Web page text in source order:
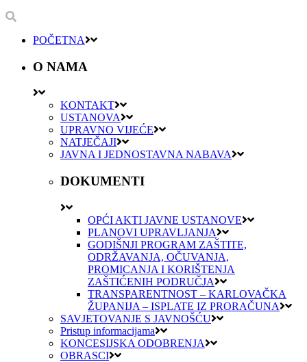
POČETNA
O NAMA
KONTAKT
USTANOVA
UPRAVNO VIJEĆE
NATJEČAJI
JAVNA I JEDNOSTAVNA NABAVA
DOKUMENTI
OPĆI AKTI JAVNE USTANOVE
PLANOVI UPRAVLJANJA
GODIŠNJI PROGRAM ZAŠTITE,
ODRŽAVANJA, OČUVANJA,
PROMICANJA I KORIŠTENJA
ZAŠTIĆENIH PODRUČJA
TRANSPARENTNOST – KARLOVAČKA
ŽUPANIJA – ISPLATE IZ PRORAČUNA
SAVJETOVANJE S JAVNOŠĆU
Pristup informacijama
KONCESIJSKA ODOBRENJA
OBRASCI